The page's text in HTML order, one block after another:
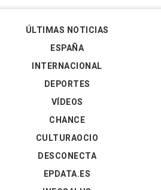
ÚLTIMAS NOTICIAS
ESPAÑA
INTERNACIONAL
DEPORTES
VÍDEOS
CHANCE
CULTURAOCIO
DESCONECTA
EPDATA.ES